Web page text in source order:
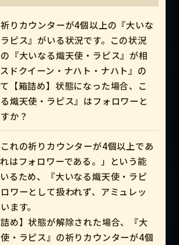
りカウンターが4個以上の『大いな
ピス』がいる状況です。この状況
『大いなる熾天使・ラピス』が相
ドクイーン・ナハト・ナハト』の
【箱詰め】状態になった場合、こ
熾天使・ラピス』はフォロワーと
か？
れの祈りカウンターが4個以上であ
はフォロワーである。」という能
るため、『大いなる熾天使・ラピ
ワーとして扱われず、アミュレッ
ます。
め】状態が解除された場合、『大
・ラピス』の祈りカウンターが4個